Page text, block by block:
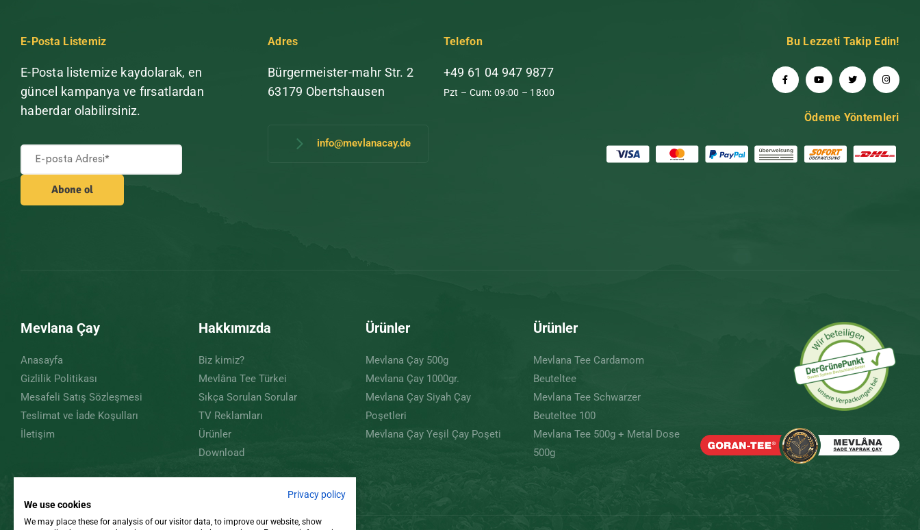
E-Posta Listemiz
E-Posta listemize kaydolarak, en
güncel kampanya ve fırsatlardan
haberdar olabilirsiniz.
Adres
Bürgermeister-mahr Str. 2
63179 Obertshausen
info@mevlanacay.de
Telefon
+49 61 04 947 9877
Pzt – Cum: 09:00 – 18:00
Bu Lezzeti Takip Edin!
Ödeme Yöntemleri
Mevlana Çay
Anasayfa
Gizlilik Politikası
Mesafeli Satış Sözleşmesi
Teslimat ve İade Koşulları
İletişim
Hakkımızda
Biz kimiz?
Mevlâna Tee Türkei
Sıkça Sorulan Sorular
TV Reklamları
Ürünler
Download
Ürünler
Mevlana Çay 500g
Mevlana Çay 1000gr.
Mevlana Çay Siyah Çay
Poşetleri
Mevlana Çay Yeşil Çay Poşeti
Ürünler
Mevlana Tee Cardamom
Beuteltee
Mevlana Tee Schwarzer
Beuteltee 100
Mevlana Tee 500g + Metal Dose
500g
Privacy policy
We use cookies
We may place these for analysis of our visitor data, to improve our website, show